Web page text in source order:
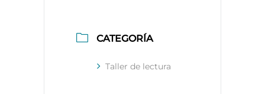
CATEGORÍA
Taller de lectura